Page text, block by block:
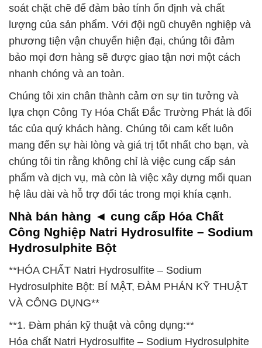
soát chặt chẽ để đảm bảo tính ổn định và chất
lượng của sản phẩm. Với đội ngũ chuyên nghiệp và
phương tiện vận chuyển hiện đại, chúng tôi đảm
bảo mọi đơn hàng sẽ được giao tận nơi một cách
nhanh chóng và an toàn.
Chúng tôi xin chân thành cảm ơn sự tin tưởng và
lựa chọn Công Ty Hóa Chất Đắc Trường Phát là đối
tác của quý khách hàng. Chúng tôi cam kết luôn
mang đến sự hài lòng và giá trị tốt nhất cho bạn, và
chúng tôi tin rằng không chỉ là việc cung cấp sản
phẩm và dịch vụ, mà còn là việc xây dựng mối quan
hệ lâu dài và hỗ trợ đối tác trong mọi khía cạnh.
Nhà bán hàng ◄ cung cấp Hóa Chất
Công Nghiệp Natri Hydrosulfite – Sodium
Hydrosulphite Bột
**HÓA CHẤT Natri Hydrosulfite – Sodium
Hydrosulphite Bột: BÍ MẬT, ĐÀM PHÁN KỸ THUẬT
VÀ CÔNG DỤNG**
**1. Đàm phán kỹ thuật và công dụng:**
Hóa chất Natri Hydrosulfite – Sodium Hydrosulphite